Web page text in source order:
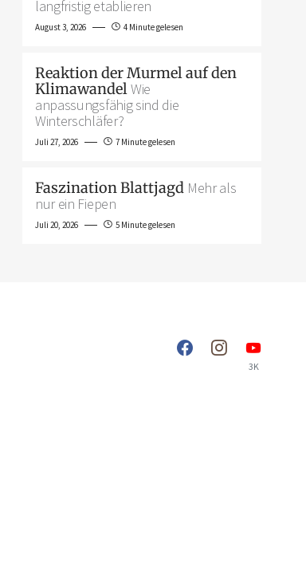
langfristig etablieren
August 3, 2026 4 Minute gelesen
Reaktion der Murmel auf den
KlimawandelWie
anpassungsfähig sind die
Winterschläfer?
Juli 27, 2026 7 Minute gelesen
Faszination Blattjagd Mehr als
nur ein Fiepen
Juli 20, 2026 5 Minute gelesen
3K